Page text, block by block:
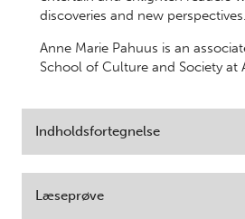
discoveries and new perspectives.
Anne Marie Pahuus is an
School of Culture and Society at
Indholdsfortegnelse
Læseprøve